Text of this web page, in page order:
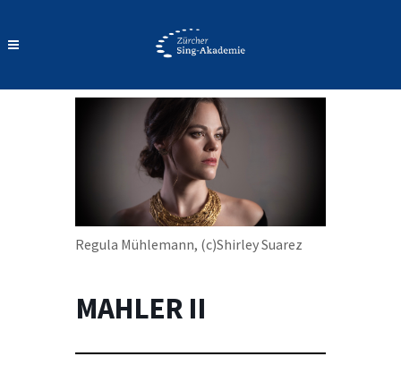
Regula Mühlemann, (c)Shirley Suarez
MAHLER II